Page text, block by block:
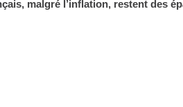
malgré l’inflation, restent des